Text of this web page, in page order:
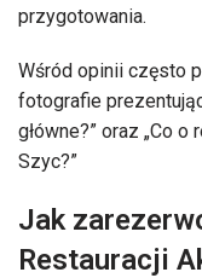
przygotowania.
Wśród opinii często
fotografie
główne?” oraz „Co
Szyc?”
Jak
Restauracji